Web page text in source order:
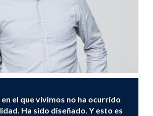
en el que vivimos no ha ocurrido
Ha sido diseñado. Y esto es